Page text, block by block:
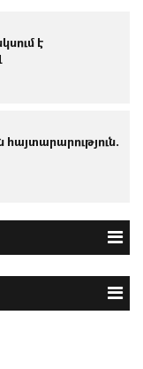
է